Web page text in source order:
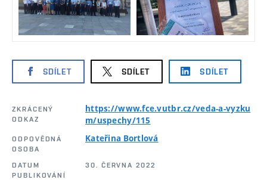
SDÍLET SDÍLET SDÍLET
ZKRÁCENÝ
ODKAZ
https://www.fce.vutbr.cz/veda-a-vyzku
m/uspechy/115
ODPOVĚDNÁ
OSOBA
Kateřina Bortlová
DATUM
PUBLIKOVÁNÍ
30. ČERVNA 2022